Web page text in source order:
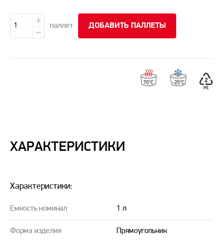
паллет ДОБАВИТЬ ПАЛЛЕТЫ
ХАРАКТЕРИСТИКИ
Характеристики:
Емкость номинал 1 л
Форма изделия Прямоугольник